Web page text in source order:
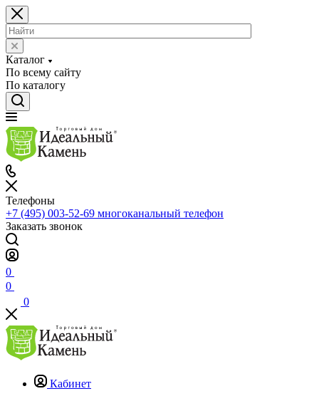
Каталог
По всему сайту
По каталогу
Телефоны
+7 (495) 003-52-69 многоканальный телефон
Заказать звонок
0
0
0
Кабинет